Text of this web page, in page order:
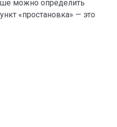
можно определить
«простановка» — это